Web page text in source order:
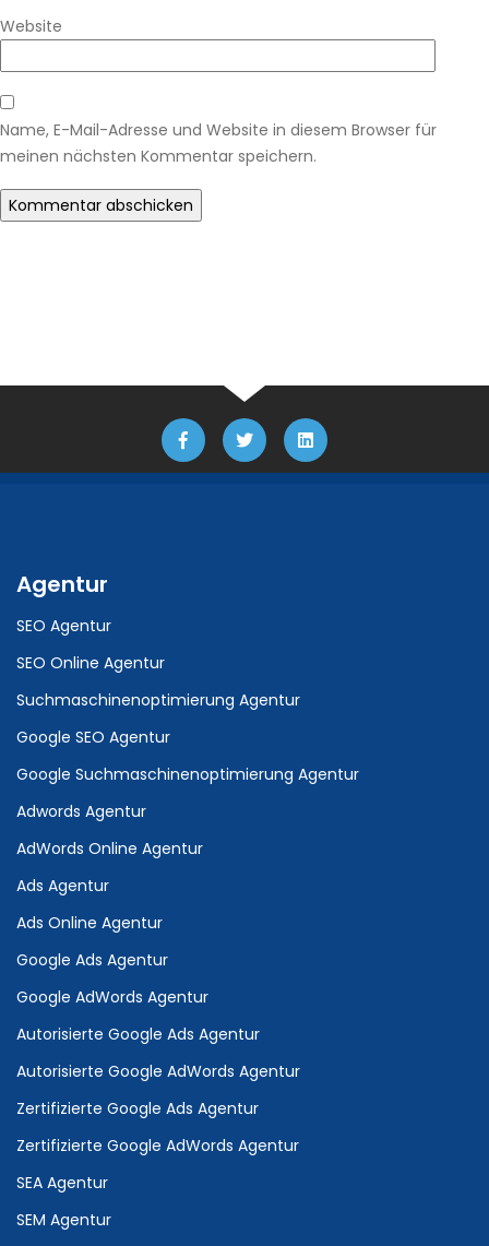
Website
Name, E-Mail-Adresse und Website in diesem Browser für
meinen nächsten Kommentar speichern.
Agentur
SEO Agentur
SEO Online Agentur
Suchmaschinenoptimierung Agentur
Google SEO Agentur
Google Suchmaschinenoptimierung Agentur
Adwords Agentur
AdWords Online Agentur
Ads Agentur
Ads Online Agentur
Google Ads Agentur
Google AdWords Agentur
Autorisierte Google Ads Agentur
Autorisierte Google AdWords Agentur
Zertifizierte Google Ads Agentur
Zertifizierte Google AdWords Agentur
SEA Agentur
SEM Agentur